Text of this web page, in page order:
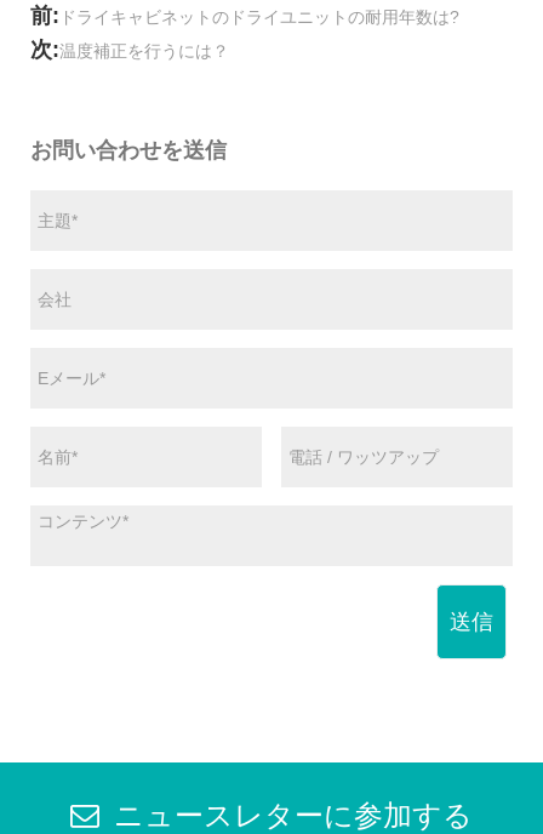
前: ドライキャビネットのドライユニットの耐用年数は?
次:温度補正を行うには？
お問い合わせを送信
送信
ニュースレターに参加する